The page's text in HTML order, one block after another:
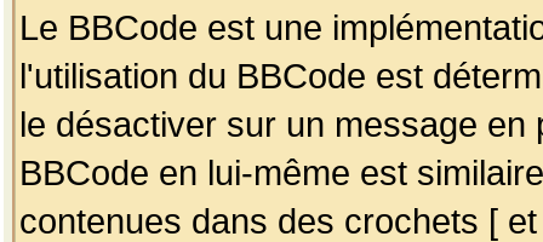
Le BBCode est une
l'utilisation du BBCode est
le désactiver sur un message
BBCode en lui-même est
contenues dans des crochets [